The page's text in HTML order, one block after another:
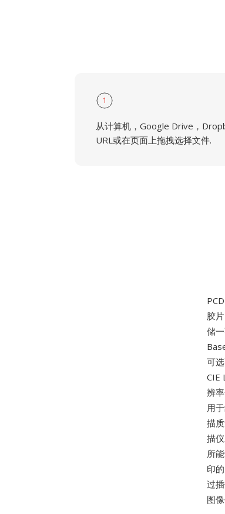
1
从计算机，Google Drive，
URL或在页面上拖拽选择文件.
胶
储
可
CIE
辨
用
描
描
所
印
过
图